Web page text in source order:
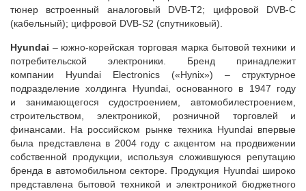
тюнер встроенный аналоговый DVB-T2; цифровой DVB-C
(кабельный); цифровой DVB-S2 (спутниковый).
Hyundai – южно-корейская торговая марка бытовой техники и
потребительской электроники. Бренд принадлежит
компании
Hyundai Electronics («Hynix») – структурное
подразделение холдинга
Hyundai, основанного в 1947 году
и
занимающегося судостроением, автомобилестроением,
строительством, электроникой, розничной торговлей и
финансами. На российском рынке техника Hyundai впервые
была представлена в 2004 году c акцентом на продвижении
собственной продукции, используя сложившуюся репутацию
бренда в автомобильном секторе. Продукция Hyundaiшироко
представлена бытовой техникой и электроникой бюджетного